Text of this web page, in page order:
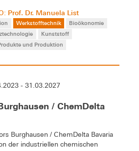
Prof. Dr. Manuela List
Werkstofftechnik
Bioökonomie
Kunststoff
und Produktion
- 31.03.2027
/ ChemDelta
Burghausen / ChemDelta Bavaria
der industriellen chemischen